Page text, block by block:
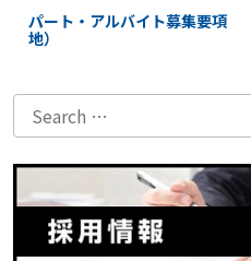
パート・アルバイト募集要項
地）